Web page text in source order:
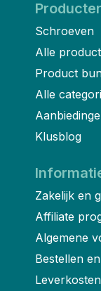
Schroeven
Alle
Product
Alle
Klusblog
Zakelijk en
Affiliate
Algemene
Bestellen